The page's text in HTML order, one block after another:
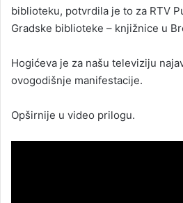
e
m
l
biblioteku, potvrdila je to za RTV
Gradske biblioteke – knjižnice u
Hogićeva je za našu televiziju
ovogodišnje manifestacije.
Opširnije u video prilogu.